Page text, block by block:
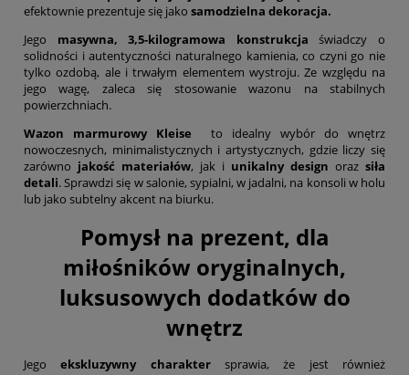
efektownie prezentuje się jako samodzielna dekoracja.
Jego masywna, 3,5-kilogramowa konstrukcja świadczy o
solidności i autentyczności naturalnego kamienia, co czyni go nie
tylko ozdobą, ale i trwałym elementem wystroju. Ze względu na
jego wagę, zaleca się stosowanie wazonu na stabilnych
powierzchniach.
Wazon marmurowy Kleise to idealny wybór do wnętrz
nowoczesnych, minimalistycznych i artystycznych, gdzie liczy się
zarówno jakość materiałów, jak i unikalny design oraz siła
detali. Sprawdzi się w salonie, sypialni, w jadalni, na konsoli w holu
lub jako subtelny akcent na biurku.
Pomysł na prezent, dla
miłośników oryginalnych,
luksusowych dodatków do
wnętrz
Jegoekskluzywny charaktersprawia, że jest również